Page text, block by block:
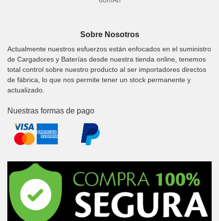
Sobre Nosotros
Actualmente nuestros esfuerzos están enfocados en el suministro
de Cargadores y Baterías desde nuestra tienda online, tenemos
total control sobre nuestro producto al ser importadores directos
de fábrica, lo que nos permite tener un stock permanente y
actualizado.
Nuestras formas de pago